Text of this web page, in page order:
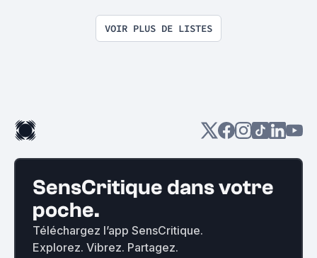
VOIR PLUS DE LISTES
SensCritique dans votre
poche.
Téléchargez l’app SensCritique.
Explorez. Vibrez. Partagez.